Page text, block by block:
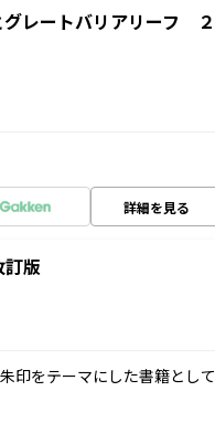
レートバリアリーフ ２
詳細を見る
版
印をテーマにした書籍として